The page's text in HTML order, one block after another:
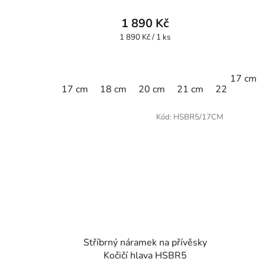
1 890 Kč
Měrná
1 890 Kč / 1 ks
17 cm 18 cm 20 cm 21 cm 22 cm
17 cm
Stříbrný náramek na přívěsky
Kočičí hlava HSBR5
Kód: HSBR5/17CM